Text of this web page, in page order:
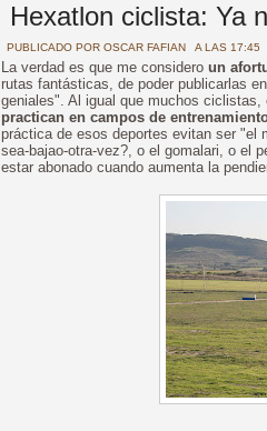
Hexatlon ciclista: Ya
PUBLICADO POR OSCAR FAFIAN A LAS 17:45
La verdad es que me considero un
rutas fantásticas, de poder publicarlas
geniales". Al igual que muchos
practican en campos de
práctica de esos deportes evitan ser "el
sea-bajao-otra-vez?, o el gomalari, o el
estar abonado cuando aumenta la